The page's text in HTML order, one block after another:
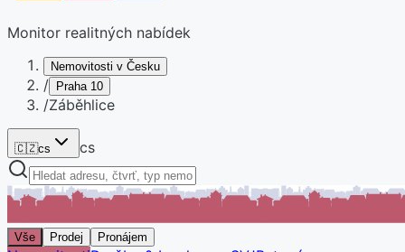
Monitor realitných nabídek
Nemovitosti v Česku
/ Praha 10
/Záběhlice
🇨🇿cs cs
Vše Prodej Pronájem